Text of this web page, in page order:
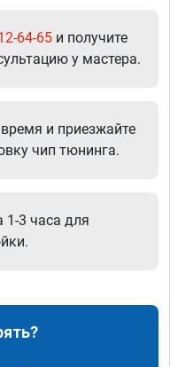
64-65 и получите
у мастера.
и приезжайте
чип тюнинга.
1-3 часа для